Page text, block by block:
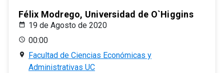
Félix Modrego, Universidad de O`Higgins
19 de Agosto de 2020
00:00
Facultad de Ciencias Económicas y
Administrativas UC